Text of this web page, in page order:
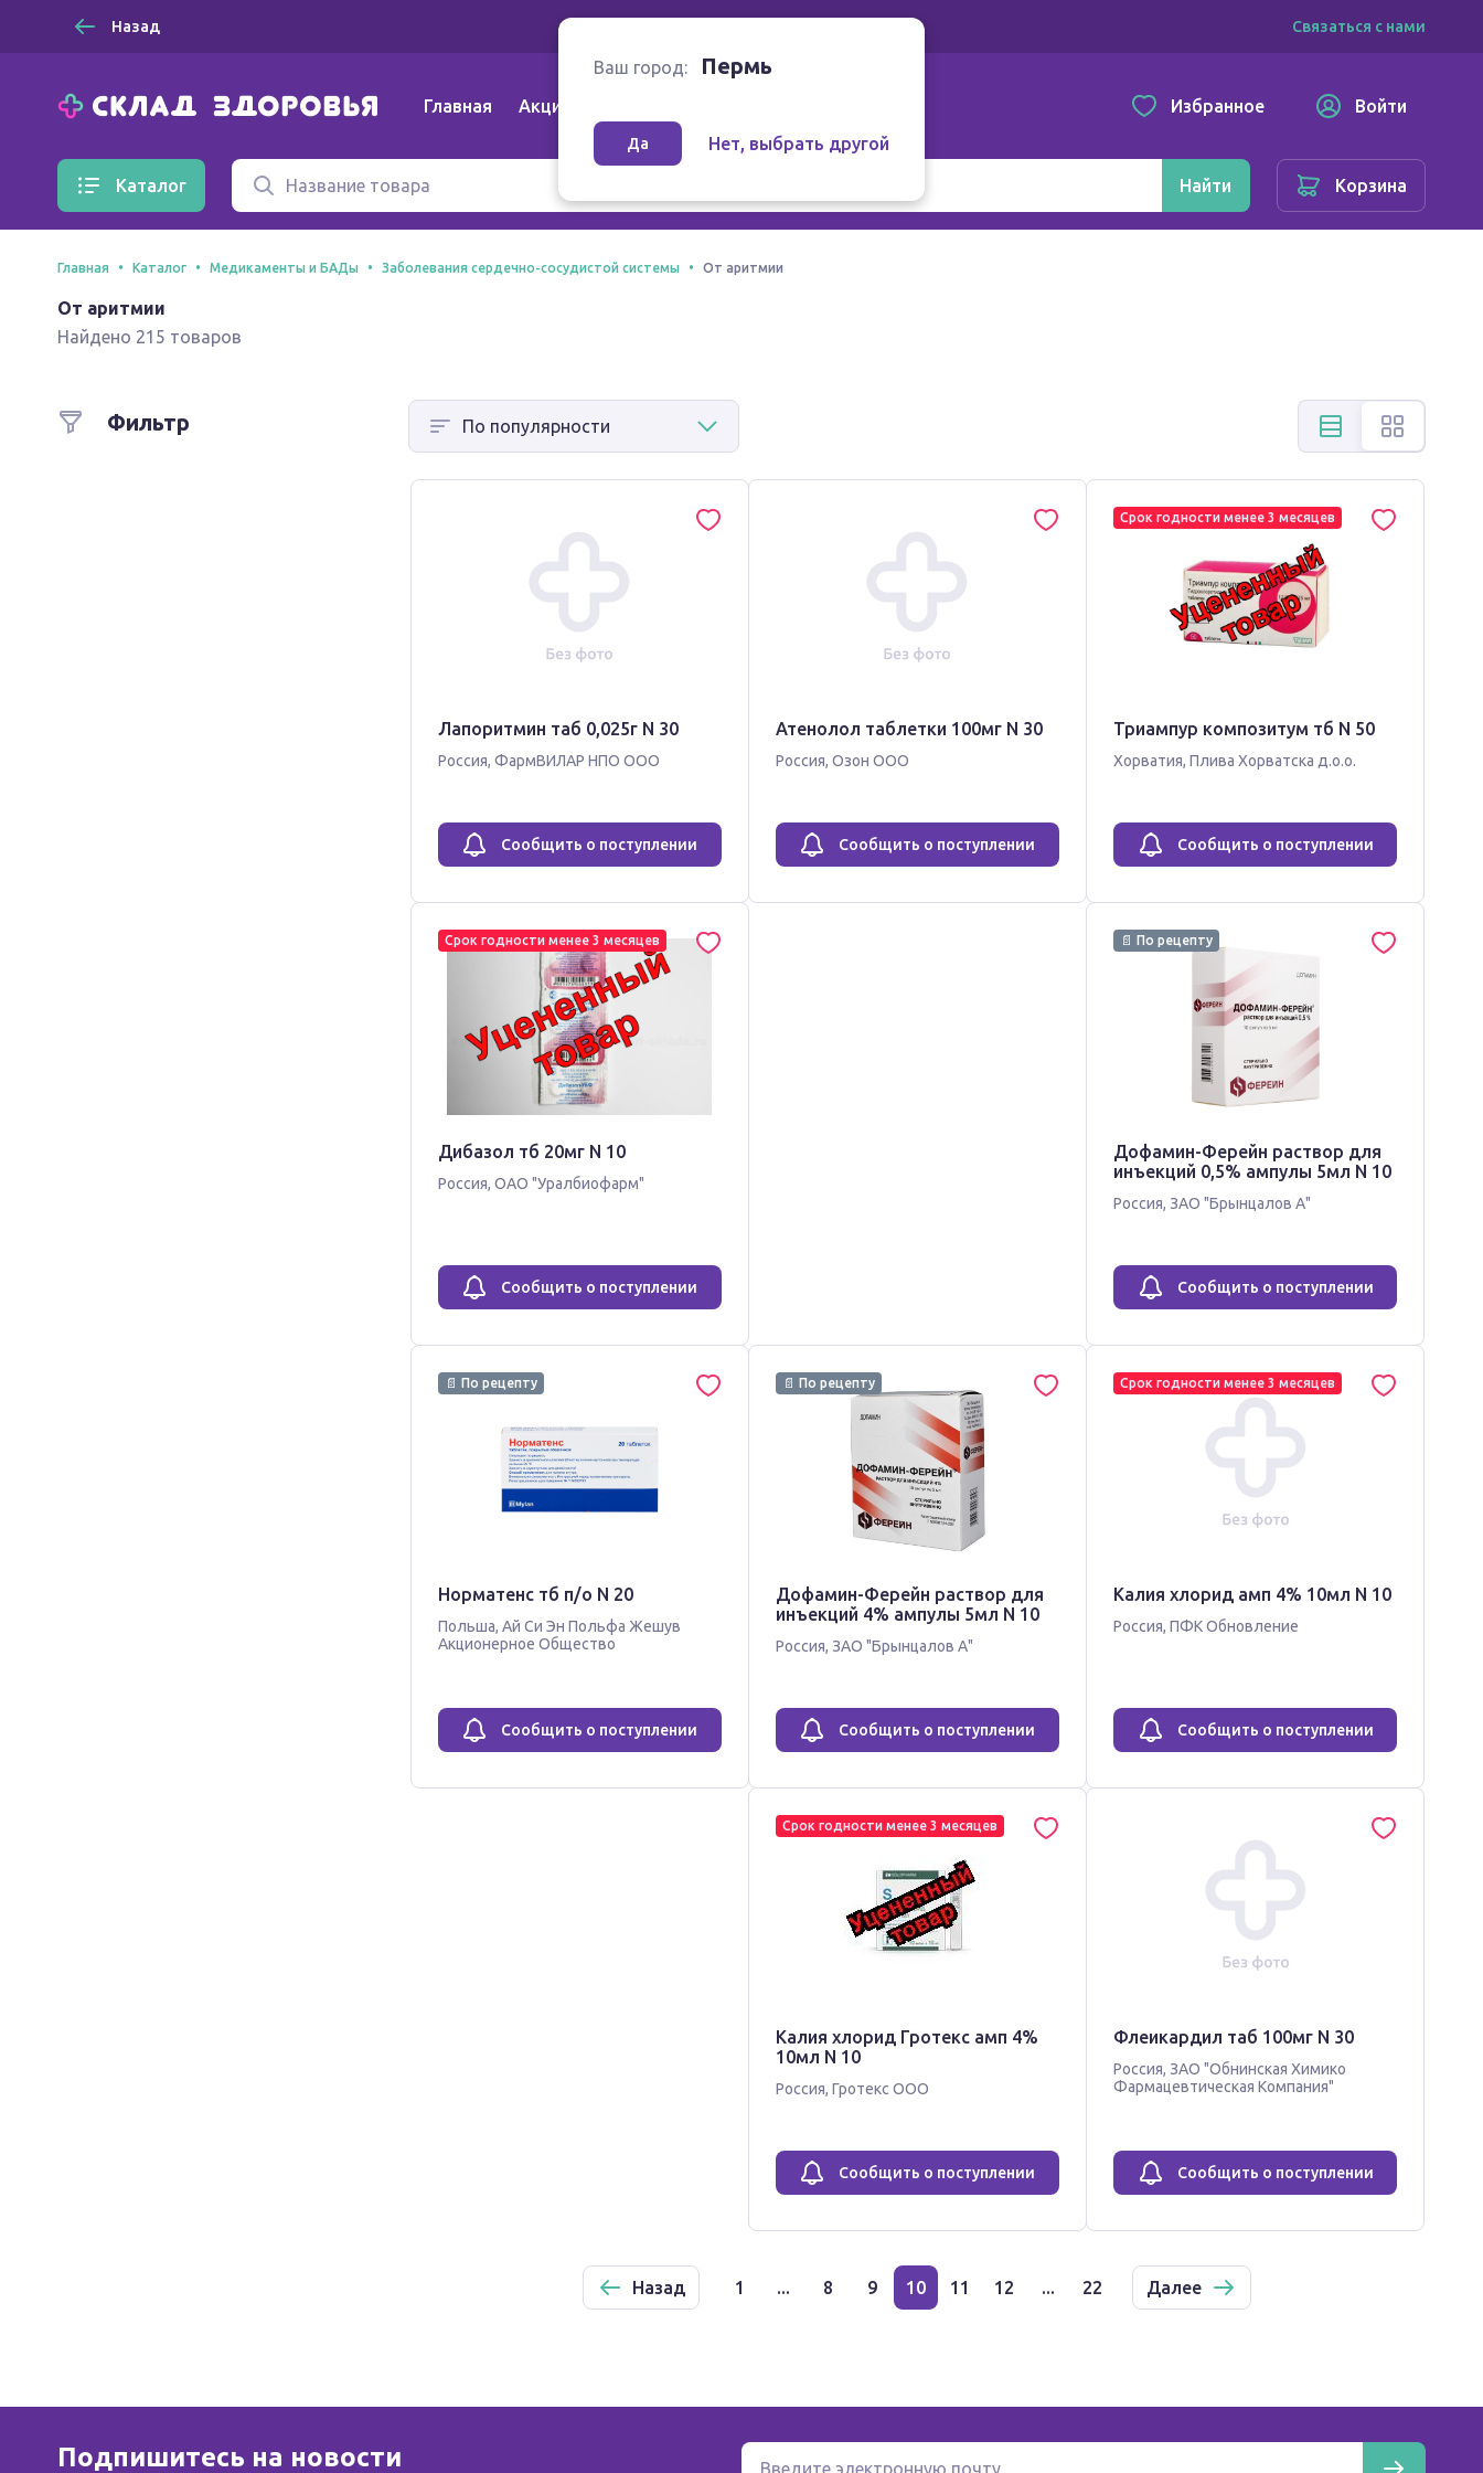
Назад Связаться с нами
Главная Акции Избранное Войти
Каталог Найти Корзина
Ваш город: Пермь
Да Нет, выбрать другой
Главная Каталог Медикаменты и БАДы Заболевания сердечно-сосудистой системы От аритмии
От аритмии
Найдено 215 товаров
Фильтр
Лапоритмин таб 0,025г N 30
Россия, ФармВИЛАР НПО ООО
Сообщить о поступлении
Атенолол таблетки 100мг N 30
Россия, Озон ООО
Сообщить о поступлении
Срок годности менее 3 месяцев
Триампур композитум тб N 50
Хорватия,Плива Хорватска д.о.о.
Сообщить о поступлении
Срок годности менее 3 месяцев
Дибазол тб 20мг N 10
Россия, ОАО "Уралбиофарм"
Сообщить о поступлении
📄 По рецепту
Дофамин-Ферейн раствор для
инъекций 0,5% ампулы 5мл N 10
Россия, ЗАО "Брынцалов А"
Сообщить о поступлении
📄 По рецепту
Норматенс тб п/о N 20
Польша, Ай Си Эн Польфа Жешув
Акционерное Общество
Сообщить о поступлении
📄 По рецепту
Дофамин-Ферейн раствор для
инъекций 4% ампулы 5мл N 10
Россия, ЗАО "Брынцалов А"
Сообщить о поступлении
Срок годности менее 3 месяцев
Калия хлорид амп 4% 10мл N 10
Россия,ПФК Обновление
Сообщить о поступлении
Срок годности менее 3 месяцев
Калия хлорид Гротекс амп 4%
10мл N 10
Россия, Гротекс ООО
Сообщить о поступлении
Флеикардил таб 100мг N 30
Россия, ЗАО "Обнинская Химико
Фармацевтическая Компания"
Сообщить о поступлении
Назад 1 ... 8 9 10 11 12 ... 22 Далее
Подпишитесь на новости